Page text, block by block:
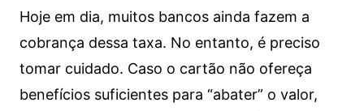
Hoje em dia, muitos bancos ainda fazem a
cobrança dessa taxa. No entanto, é preciso
tomar cuidado. Caso o cartão não ofereça
benefícios suficientes para “abater” o valor,